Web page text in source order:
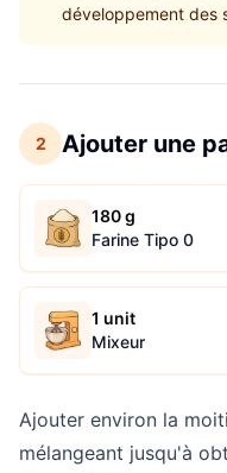
développement des
2 Ajouter une
180 g
Farine Tipo 0
1 unit
Mixeur
Ajouter environ la
mélangeant jusqu'à